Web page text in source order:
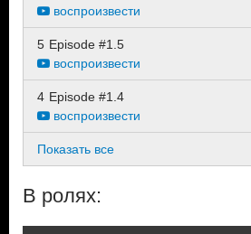
воспроизвести
5 Episode #1.5
воспроизвести
4 Episode #1.4
воспроизвести
Показать все
В ролях: